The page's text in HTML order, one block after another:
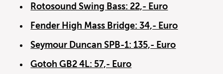
Rotosound Swing Bass: 22,- Euro
Fender High Mass Bridge: 34,- Euro
Seymour Duncan SPB-1: 135,- Euro
Gotoh GB2 4L: 57,- Euro